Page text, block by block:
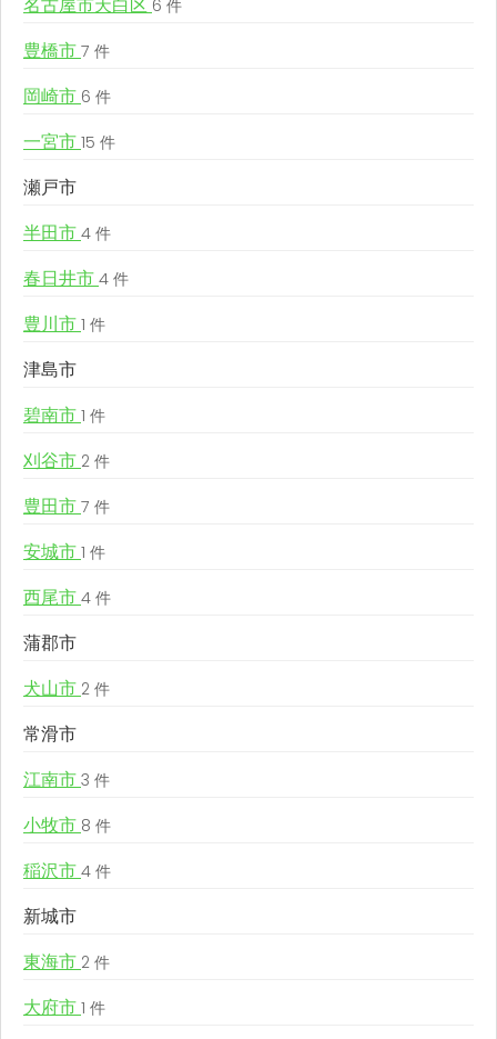
6 件
豊橋市 7 件
岡崎市 6 件
一宮市 15 件
瀬戸市
半田市 4 件
春日井市 4 件
豊川市 1 件
津島市
碧南市 1 件
刈谷市 2 件
豊田市 7 件
安城市 1 件
西尾市 4 件
蒲郡市
犬山市 2 件
常滑市
江南市 3 件
小牧市 8 件
稲沢市 4 件
新城市
東海市 2 件
大府市 1 件